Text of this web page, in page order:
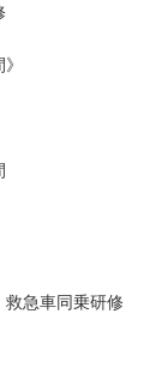
車同乗研修